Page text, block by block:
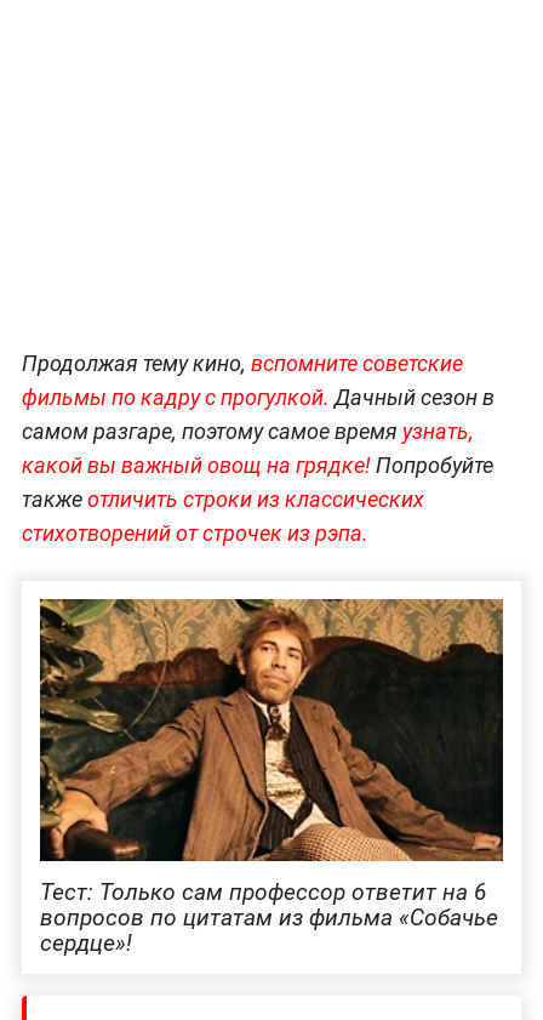
Продолжая тему кино, вспомните советские
фильмы по кадру с прогулкой.Дачный сезон в
самом разгаре, поэтому самое время узнать,
какой вы важный овощ на грядке!Попробуйте
такжеотличить строки из классических
стихотворений от строчек из рэпа.
Тест: Только сам профессор ответит на 6
вопросов по цитатам из фильма «Собачье
сердце»!